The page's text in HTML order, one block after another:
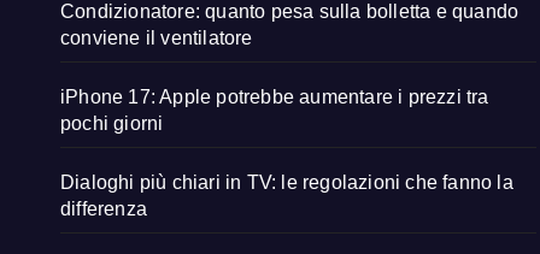
Condizionatore: quanto pesa sulla bolletta e quando
conviene il ventilatore
iPhone 17: Apple potrebbe aumentare i prezzi tra
pochi giorni
Dialoghi più chiari in TV: le regolazioni che fanno la
differenza